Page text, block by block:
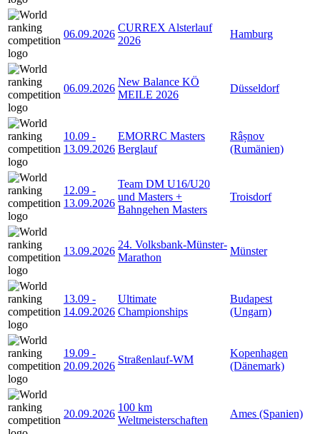
06.09.2026
CURREX Alsterlauf
2026
Hamburg
06.09.2026
New Balance KÖ
MEILE 2026
Düsseldorf
10.09 -
13.09.2026
EMORRC Masters
Berglauf
Râșnov
(Rumänien)
12.09 -
13.09.2026
Team DM U16/U20
und Masters +
Bahngehen Masters
Troisdorf
13.09.2026
24. Volksbank-Münster-
Marathon
Münster
13.09 -
14.09.2026
Ultimate
Championships
Budapest
(Ungarn)
19.09 -
20.09.2026
Straßenlauf-WM
Kopenhagen
(Dänemark)
20.09.2026
100 km
Weltmeisterschaften
Ames (Spanien)